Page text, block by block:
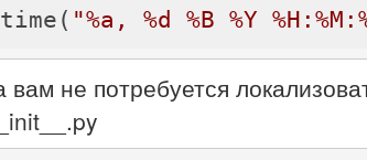
"%a, %d %B %Y
не потребуется